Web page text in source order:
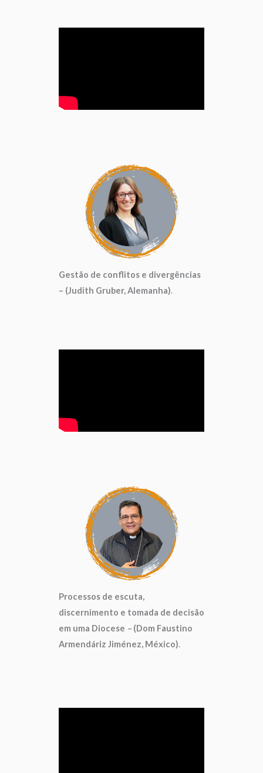
Gestão de conflitos e divergências
– (Judith Gruber, Alemanha).
Processos de escuta,
discernimento e tomada de decisão
em uma Diocese –(Dom Faustino
Armendáriz Jiménez, México).